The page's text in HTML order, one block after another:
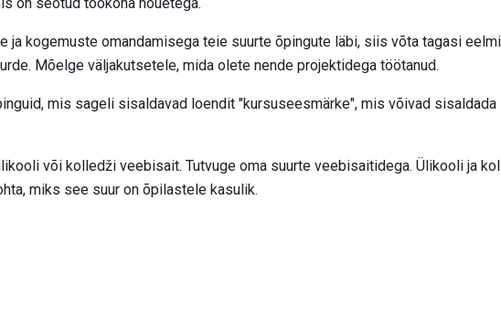
ja kogemuste omandamisega teie suurte õpingute läbi, siis võta tagasi
Mõelge väljakutsetele, mida olete nende projektidega töötanud.
mis sageli sisaldavad loendit "kursuseesmärke", mis võivad sisaldada
või kolledži veebisait. Tutvuge oma suurte veebisaitidega. Ülikooli ja
miks see suur on õpilastele kasulik.